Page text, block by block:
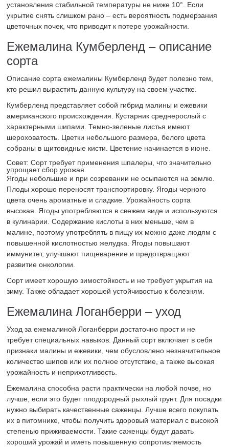
установления стабильной температуры не ниже 10°. Если
укрытие снять слишком рано – есть вероятность подмерзания
цветочных почек, что приводит к потере урожайности.
Ежемалина Кумберленд – описание
сорта
Описание сорта ежемалины Кумберленд будет полезно тем,
кто решил вырастить данную культуру на своем участке.
Кумберленд представляет собой гибрид малины и ежевики
американского происхождения. Кустарник среднерослый с
характерными шипами. Темно-зеленые листья имеют
шероховатость. Цветки небольшого размера, белого цвета
собраны в щитовидные кисти. Цветение начинается в июне.
Совет: Сорт требует применения шпалеры, что значительно
упрощает сбор урожая.
Ягоды небольшие и при созревании не осыпаются на землю.
Плоды хорошо переносят транспортировку. Ягоды черного
цвета очень ароматные и сладкие. Урожайность сорта
высокая. Ягоды употребляются в свежем виде и используются
в кулинарии. Содержание кислоты в них меньше, чем в
малине, поэтому употреблять в пищу их можно даже людям с
повышенной кислотностью желудка. Ягоды повышают
иммунитет, улучшают пищеварение и предотвращают
развитие онкологии.
Сорт имеет хорошую зимостойкость и не требует укрытия на
зиму. Также обладает хорошей устойчивостью к болезням.
Ежемалина Логанберри – уход
Уход за ежемалиной Логанберри достаточно прост и не
требует специальных навыков. Данный сорт включает в себя
признаки малины и ежевики, чем обусловлено незначительное
количество шипов или их полное отсутствие, а также высокая
урожайность и неприхотливость.
Ежемалина способна расти практически на любой почве, но
лучше, если это будет плодородный рыхлый грунт. Для посадки
нужно выбирать качественные саженцы. Лучше всего покупать
их в питомнике, чтобы получить здоровый материал с высокой
степенью приживаемости. Такие саженцы будут давать
хороший урожай и иметь повышенную сопротивляемость